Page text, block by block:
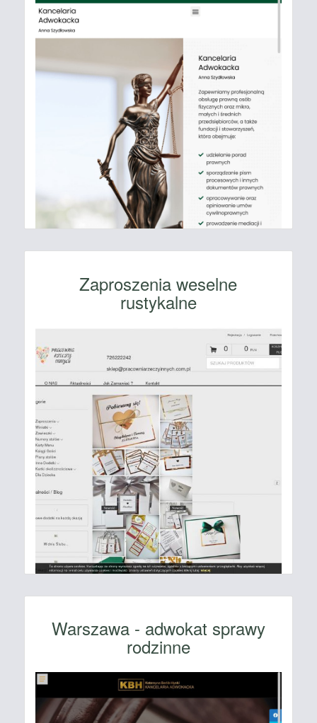
Zaproszenia weselne
rustykalne
Warszawa - adwokat sprawy
rodzinne